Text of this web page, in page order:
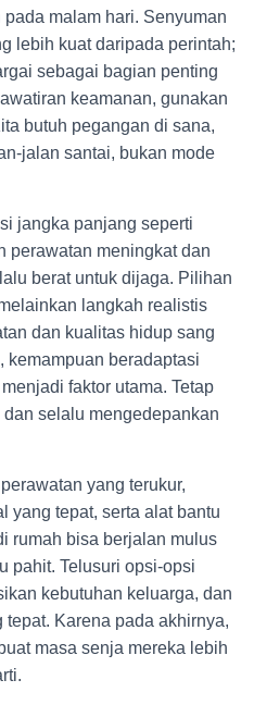
malam hari. Senyuman
lebih kuat daripada perintah;
sebagai bagian penting
keamanan, gunakan
butuh pegangan di sana,
jalan santai, bukan mode
jangka panjang seperti
perawatan meningkat dan
berat untuk dijaga. Pilihan
langkah realistis
dan kualitas hidup sang
kemampuan beradaptasi
faktor utama. Tetap
selalu mengedepankan
yang terukur,
yang tepat, serta alat bantu
rumah bisa berjalan mulus
pahit. Telusuri opsi-opsi
kebutuhan keluarga, dan
Karena pada akhirnya,
masa senja mereka lebih